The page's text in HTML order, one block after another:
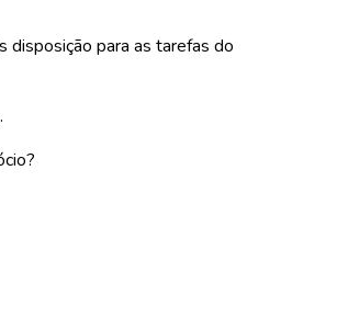
para as tarefas do